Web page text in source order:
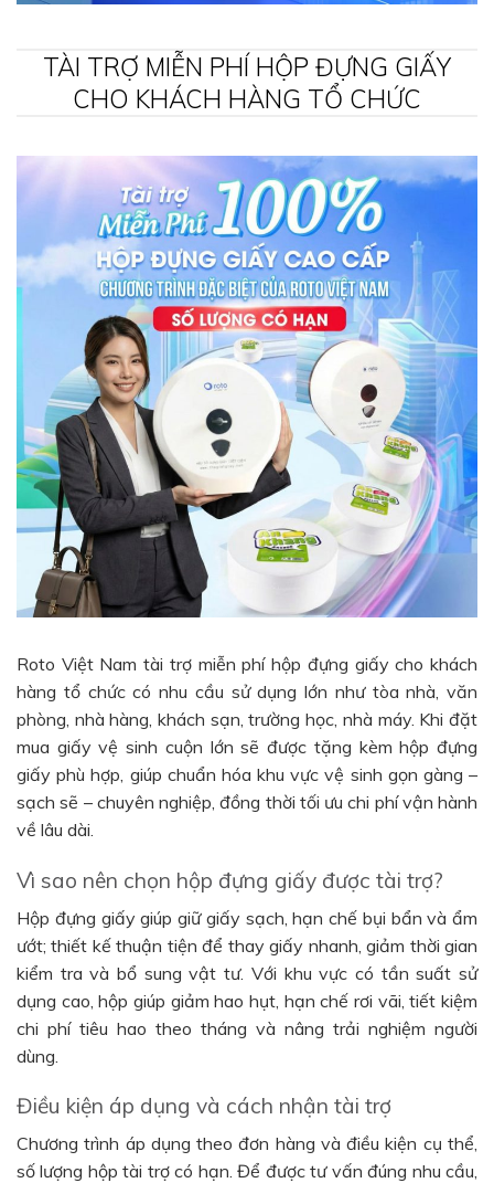
TÀI TRỢ MIỄN PHÍ HỘP ĐỰNG GIẤY
CHO KHÁCH HÀNG TỔ CHỨC
Roto Việt Nam tài trợ miễn phí hộp đựng giấy cho khách
hàng tổ chức có nhu cầu sử dụng lớn như tòa nhà, văn
phòng, nhà hàng, khách sạn, trường học, nhà máy. Khi đặt
mua giấy vệ sinh cuộn lớn sẽ được tặng kèm hộp đựng
giấy phù hợp, giúp chuẩn hóa khu vực vệ sinh gọn gàng –
sạch sẽ – chuyên nghiệp, đồng thời tối ưu chi phí vận hành
về lâu dài.
Vì sao nên chọn hộp đựng giấy được tài trợ?
Hộp đựng giấy giúp giữ giấy sạch, hạn chế bụi bẩn và ẩm
ướt; thiết kế thuận tiện để thay giấy nhanh, giảm thời gian
kiểm tra và bổ sung vật tư. Với khu vực có tần suất sử
dụng cao, hộp giúp giảm hao hụt, hạn chế rơi vãi, tiết kiệm
chi phí tiêu hao theo tháng và nâng trải nghiệm người
dùng.
Điều kiện áp dụng và cách nhận tài trợ
Chương trình áp dụng theo đơn hàng và điều kiện cụ thể,
số lượng hộp tài trợ có hạn. Để được tư vấn đúng nhu cầu,